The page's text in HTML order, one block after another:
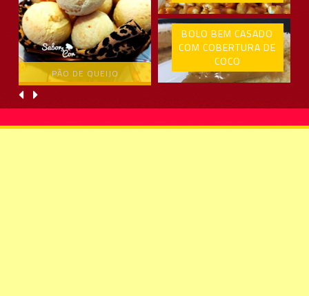
PÃO DE QUEIJO
BOLO BEM CASADO
COM COBERTURA DE
COCO